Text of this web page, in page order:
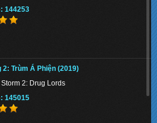
144253
2: Trùm Á Phiện (2019)
2: Drug Lords
145015